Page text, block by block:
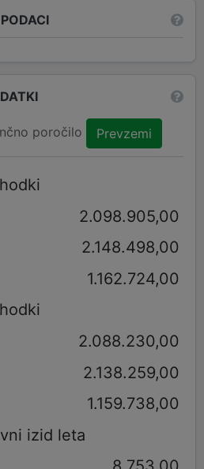
poročilo Prevzemi
2.098.905,00
2.148.498,00
1.162.724,00
2.088.230,00
2.138.259,00
1.159.738,00
izid leta